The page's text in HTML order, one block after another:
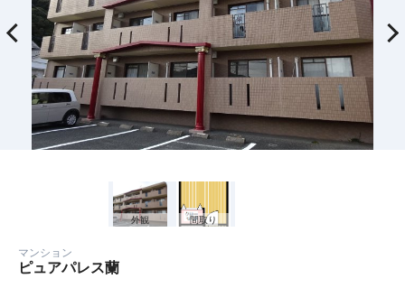
外観 間取り
マンション
ピュアパレス蘭